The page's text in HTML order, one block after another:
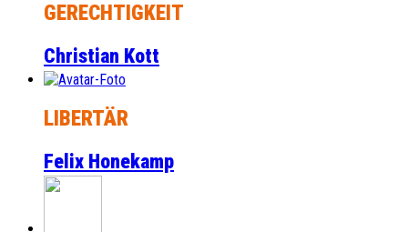
GERECHTIGKEIT
Christian Kott
LIBERTÄR
Felix Honekamp